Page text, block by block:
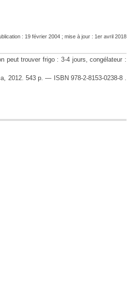
: 19 février 2004 ; mise à jour : 1er avril 2018
peut trouver frigo : 3-4 jours, congélateur :
2012. 543 p. — ISBN 978-2-8153-0238-8